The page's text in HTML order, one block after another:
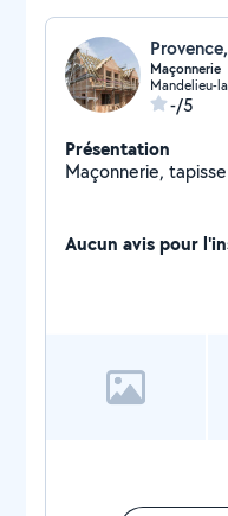
Maçonnerie
-/5
Présentation
Maçonnerie,
Aucun avis pour